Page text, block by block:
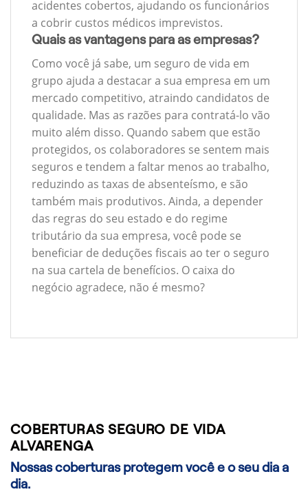
acidentes cobertos, ajudando os funcionários
a cobrir custos médicos imprevistos.
Quais as vantagens para as empresas?
Como você já sabe, um seguro de vida em
grupo ajuda a destacar a sua empresa em um
mercado competitivo, atraindo candidatos de
qualidade. Mas as razões para contratá-lo vão
muito além disso. Quando sabem que estão
protegidos, os colaboradores se sentem mais
seguros e tendem a faltar menos ao trabalho,
reduzindo as taxas de absenteísmo, e são
também mais produtivos. Ainda, a depender
das regras do seu estado e do regime
tributário da sua empresa, você pode se
beneficiar de deduções fiscais ao ter o seguro
na sua cartela de benefícios. O caixa do
negócio agradece, não é mesmo?
COBERTURAS SEGURO DE VIDA
ALVARENGA
Nossas coberturas protegem você e o seu dia a
dia.